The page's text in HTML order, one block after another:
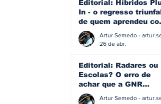
Editorial: Híbridos
In - o regresso
de quem aprendeu
os erros do passado
26 de abr.
Editorial: Radares ou
Escolas? O erro de
achar que a GNR
resolve o que a